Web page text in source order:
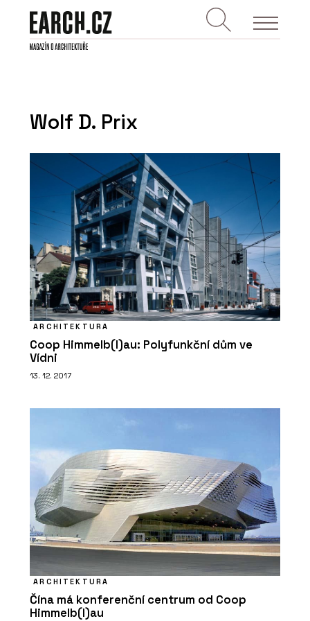
Wolf D. Prix
ARCHITEKTURA
Coop Himmelb(l)au: Polyfunkční dům ve
Vídni
13. 12. 2017
ARCHITEKTURA
Čína má konferenční centrum od Coop
Himmelb(l)au